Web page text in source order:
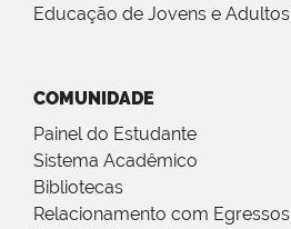
Educação de Jovens e Adultos
COMUNIDADE
Painel do Estudante
Sistema Acadêmico
Bibliotecas
Relacionamento com Egressos